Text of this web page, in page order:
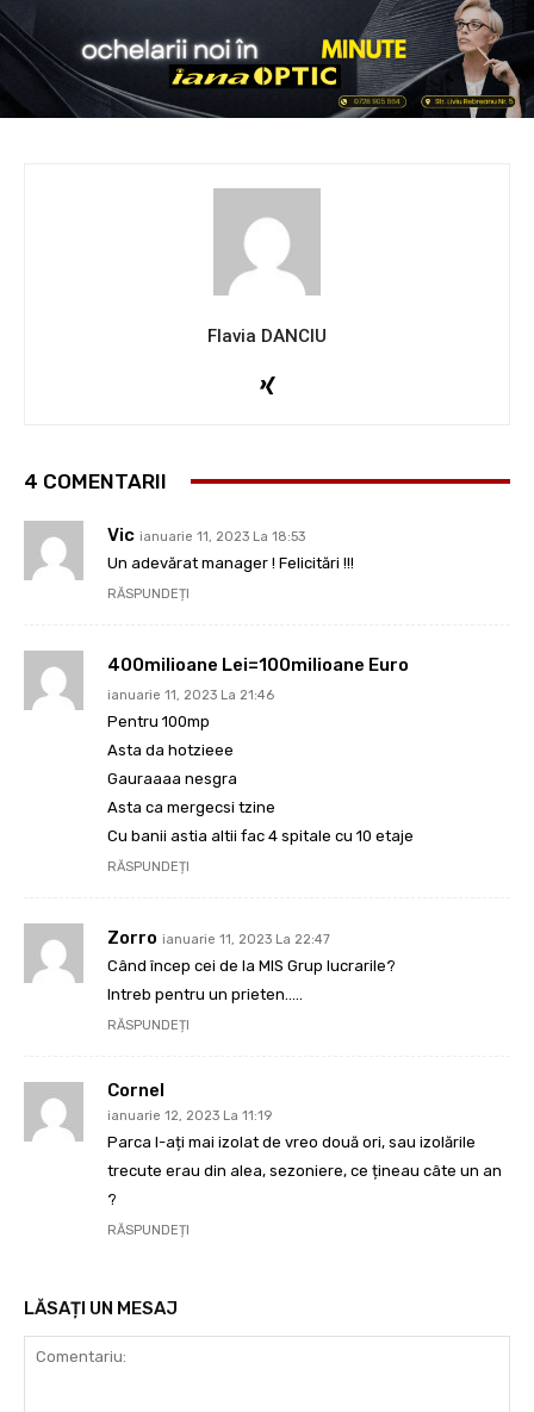
Flavia DANCIU
4 COMENTARII
Vic ianuarie 11, 2023 La 18:53
Un adevărat manager ! Felicitări !!!
RĂSPUNDEȚI
400milioane Lei=100milioane Euro
ianuarie 11, 2023 La 21:46
Pentru 100mp
Asta da hotzieee
Gauraaaa nesgra
Asta ca mergecsi tzine
Cu banii astia altii fac 4 spitale cu 10 etaje
RĂSPUNDEȚI
Zorro ianuarie 11, 2023 La 22:47
Când încep cei de la MIS Grup lucrarile?
Intreb pentru un prieten…..
RĂSPUNDEȚI
Cornel
ianuarie 12, 2023 La 11:19
Parca l-ați mai izolat de vreo două ori, sau izolările
trecute erau din alea, sezoniere, ce țineau câte un an
?
RĂSPUNDEȚI
LĂSAȚI UN MESAJ